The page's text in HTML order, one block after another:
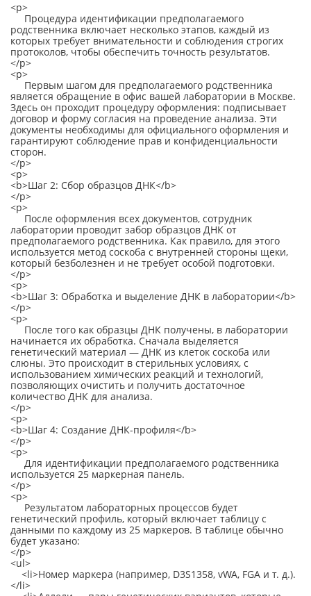
<p>
Процедура идентификации предполагаемого
родственника включает несколько этапов, каждый из
которых требует внимательности и соблюдения строгих
протоколов, чтобы обеспечить точность результатов.
</p>
<p>
Первым шагом для предполагаемого родственника
является обращение в офис вашей лаборатории в Москве.
Здесь он проходит процедуру оформления: подписывает
договор и форму согласия на проведение анализа. Эти
документы необходимы для официального оформления и
гарантируют соблюдение прав и конфиденциальности
сторон.
</p>
<p>
<b>Шаг 2: Сбор образцов ДНК</b>
</p>
<p>
После оформления всех документов, сотрудник
лаборатории проводит забор образцов ДНК от
предполагаемого родственника. Как правило, для этого
используется метод соскоба с внутренней стороны щеки,
который безболезнен и не требует особой подготовки.
</p>
<p>
<b>Шаг 3: Обработка и выделение ДНК в лаборатории</b>
</p>
<p>
После того как образцы ДНК получены, в лаборатории
начинается их обработка. Сначала выделяется
генетический материал — ДНК из клеток соскоба или
слюны. Это происходит в стерильных условиях, с
использованием химических реакций и технологий,
позволяющих очистить и получить достаточное
количество ДНК для анализа.
</p>
<p>
<b>Шаг 4: Создание ДНК-профиля</b>
</p>
<p>
Для идентификации предполагаемого родственника
используется 25 маркерная панель.
</p>
<p>
Результатом лабораторных процессов будет
генетический профиль, который включает таблицу с
данными по каждому из 25 маркеров. В таблице обычно
будет указано:
</p>
<ul>
<li>Номер маркера (например, D3S1358, vWA, FGA и т. д.).
</li>